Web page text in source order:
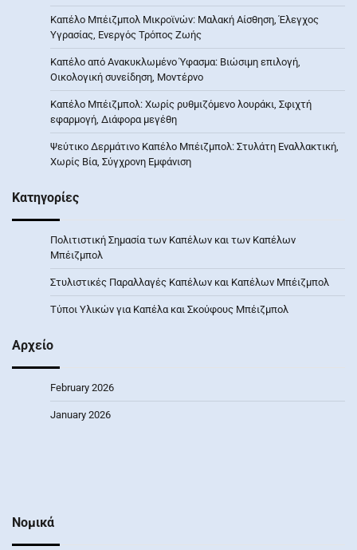
Καπέλο Μπέιζμπολ Μικροϊνών: Μαλακή Αίσθηση, Έλεγχος
Υγρασίας, Ενεργός Τρόπος Ζωής
Καπέλο από Ανακυκλωμένο Ύφασμα: Βιώσιμη επιλογή,
Οικολογική συνείδηση, Μοντέρνο
Καπέλο Μπέιζμπολ: Χωρίς ρυθμιζόμενο λουράκι, Σφιχτή
εφαρμογή, Διάφορα μεγέθη
Ψεύτικο Δερμάτινο Καπέλο Μπέιζμπολ: Στυλάτη Εναλλακτική,
Χωρίς Βία, Σύγχρονη Εμφάνιση
Κατηγορίες
Πολιτιστική Σημασία των Καπέλων και των Καπέλων
Μπέιζμπολ
Στυλιστικές Παραλλαγές Καπέλων και Καπέλων Μπέιζμπολ
Τύποι Υλικών για Καπέλα και Σκούφους Μπέιζμπολ
Αρχείο
February 2026
January 2026
Νομικά